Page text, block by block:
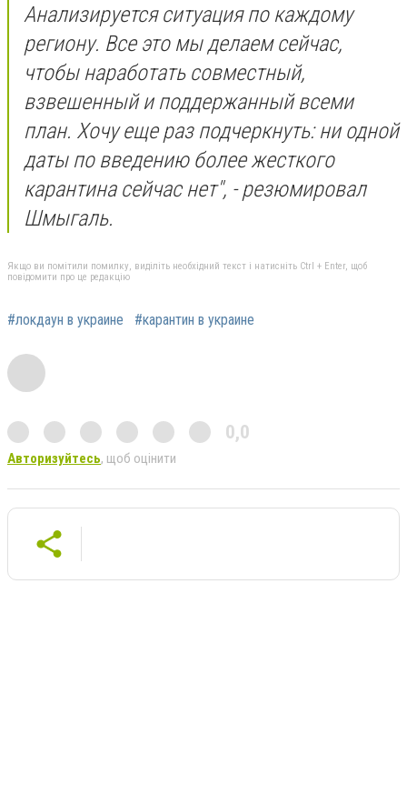
Анализируется ситуация по каждому
региону. Все это мы делаем сейчас,
чтобы наработать совместный,
взвешенный и поддержанный всеми
план. Хочу еще раз подчеркнуть: ни одной
даты по введению более жесткого
карантина сейчас нет", - резюмировал
Шмыгаль.
Якщо ви помітили помилку, виділіть необхідний текст і натисніть Ctrl + Enter, щоб
повідомити про це редакцію
#локдаун в украине #карантин в украине
0,0
Авторизуйтесь, щоб оцінити